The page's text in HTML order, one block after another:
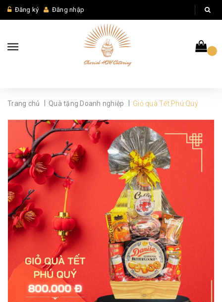
Đăng ký Đăng nhập
Trang chủ Quà tặng Doanh nghiệp Giỏ quà Tết Phú Quý